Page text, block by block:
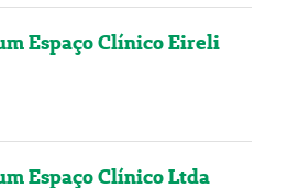
Espaço Clínico Eireli
Espaço Clínico Ltda